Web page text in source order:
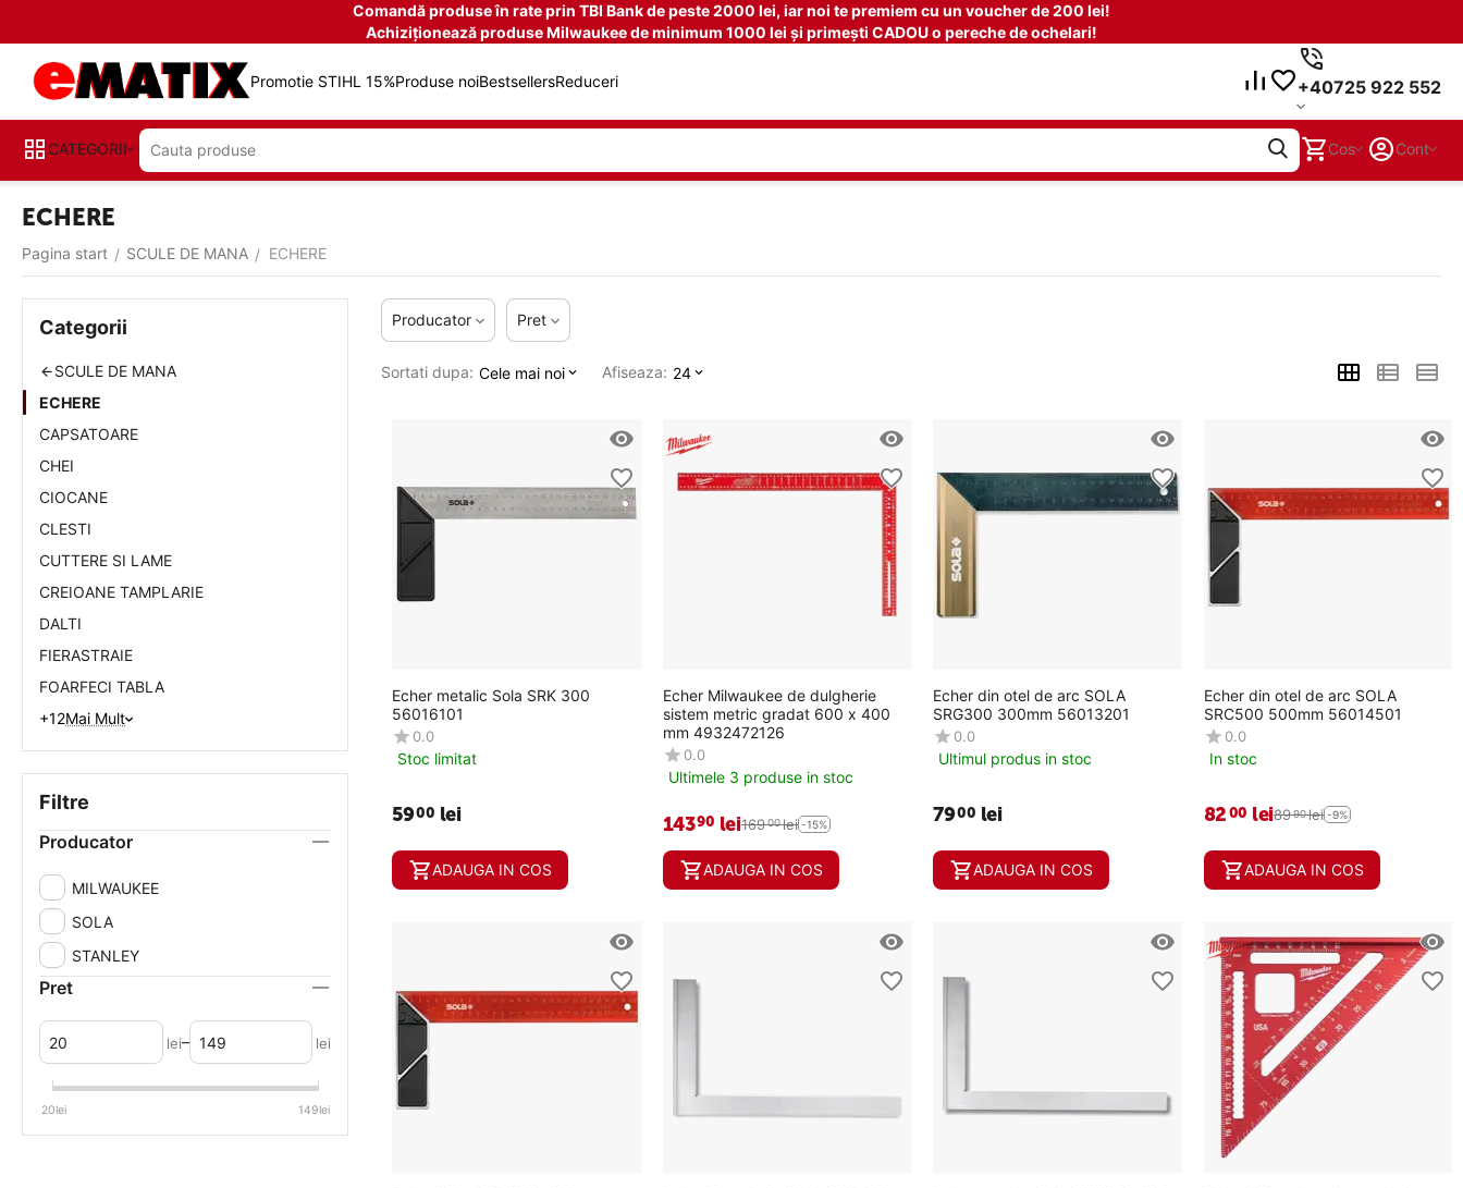
Comandă produse în rate prin TBI Bank de peste 2000 lei, iar noi te premiem cu un voucher de 200 lei!
Achiziționează produse Milwaukee de minimum 1000 lei și primești CADOU o pereche de ochelari!
Promotie STIHL 15%Produse noiBestsellersReduceri +40725 922 552
CATEGORII Cos Cont
ECHERE
Pagina start / SCULE DE MANA / ECHERE
Producator Pret
Sortati dupa: Cele mai noi Afiseaza: 24
Echer metalic Sola SRK 300
56016101
0.0
Stoc limitat
5900 lei
ADAUGA IN COS
Echer Milwaukee de dulgherie
sistem metric gradat 600 x 400
mm 4932472126
0.0
Ultimele 3 produse in stoc
14390 lei16900lei -15%
ADAUGA IN COS
Echer din otel de arc SOLA
SRG300 300mm 56013201
0.0
Ultimul produs in stoc
7900 lei
ADAUGA IN COS
Echer din otel de arc SOLA
SRC500 500mm 56014501
0.0
In stoc
8200 lei8990lei -9%
ADAUGA IN COS
Categorii
SCULE DE MANA
ECHERE
CAPSATOARE
CHEI
CIOCANE
CLESTI
CUTTERE SI LAME
CREIOANE TAMPLARIE
DALTI
FIERASTRAIE
FOARFECI TABLA
+12Mai Mult
Filtre
Producator
MILWAUKEE
SOLA
STANLEY
Pret
lei– lei
20lei 149lei